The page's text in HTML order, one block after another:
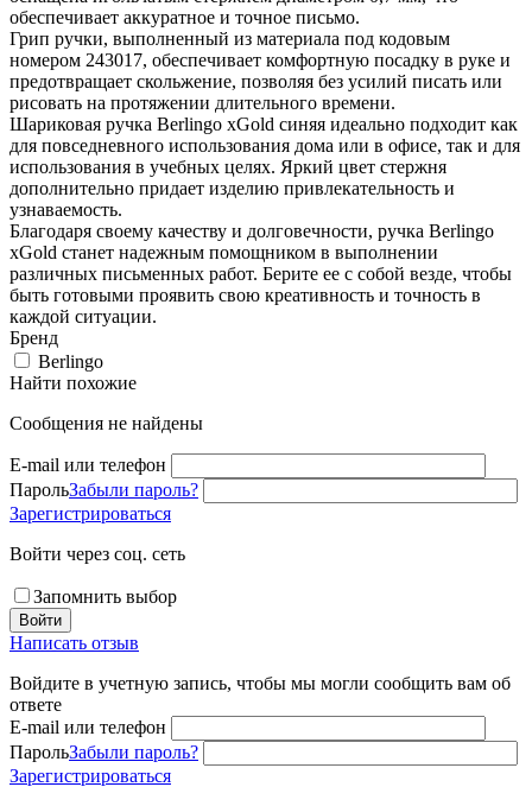
обеспечивает аккуратное и точное письмо.
Грип ручки, выполненный из материала под кодовым
номером 243017, обеспечивает комфортную посадку в руке и
предотвращает скольжение, позволяя без усилий писать или
рисовать на протяжении длительного времени.
Шариковая ручка Berlingo xGold синяя идеально подходит как
для повседневного использования дома или в офисе, так и для
использования в учебных целях. Яркий цвет стержня
дополнительно придает изделию привлекательность и
узнаваемость.
Благодаря своему качеству и долговечности, ручка Berlingo
xGold станет надежным помощником в выполнении
различных письменных работ. Берите ее с собой везде, чтобы
быть готовыми проявить свою креативность и точность в
каждой ситуации.
Бренд
Berlingo
Найти похожие
Сообщения не найдены
E-mail или телефон
ПарольЗабыли пароль?
Зарегистрироваться
Войти через соц. сеть
Запомнить выбор
Войти
Написать отзыв
Войдите в учетную запись, чтобы мы могли сообщить вам об
ответе
E-mail или телефон
ПарольЗабыли пароль?
Зарегистрироваться